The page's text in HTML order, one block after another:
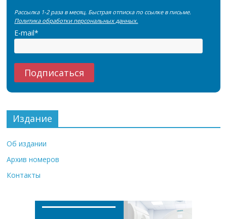
Рассылка 1-2 раза в месяц. Быстрая отписка по ссылке в письме.
Политика обработки персональных данных.
E-mail*
Издание
Об издании
Архив номеров
Контакты